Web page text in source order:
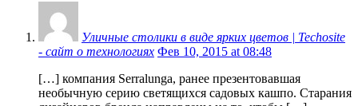
Уличные столики в виде ярких цветов | Techosite
- сайт о технологиях Фев 10, 2015 at 08:48
[…] компания Serralunga, ранее презентовавшая
необычную серию светящихся садовых кашпо. Старания